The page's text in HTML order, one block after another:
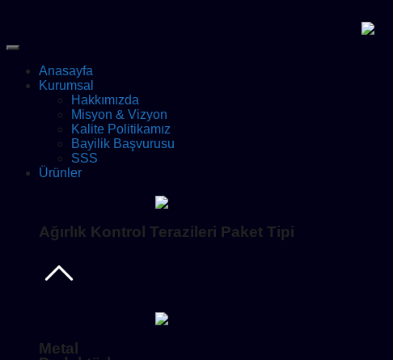
Anasayfa
Kurumsal
Hakkımızda
Misyon & Vizyon
Kalite Politikamız
Bayilik Başvurusu
SSS
Ürünler
Ağırlık Kontrol Terazileri Paket Tipi
Metal